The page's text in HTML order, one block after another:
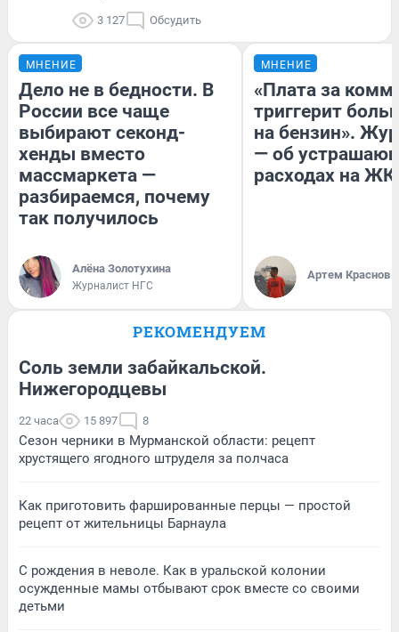
3 127 Обсудить
МНЕНИЕ
Дело не в бедности. В
России все чаще
выбирают секонд-
хенды вместо
массмаркета —
разбираемся, почему
так получилось
Алёна Золотухина
Журналист НГС
МНЕНИЕ
«Плата за
триггерит
на бензин».
— об
расходах на
Артем Краснов
РЕКОМЕНДУЕМ
Соль земли забайкальской.
Нижегородцевы
22 часа 15 897 8
Сезон черники в Мурманской области: рецепт
хрустящего ягодного штруделя за полчаса
Как приготовить фаршированные перцы — простой
рецепт от жительницы Барнаула
С рождения в неволе. Как в уральской колонии
осужденные мамы отбывают срок вместе со своими
детьми